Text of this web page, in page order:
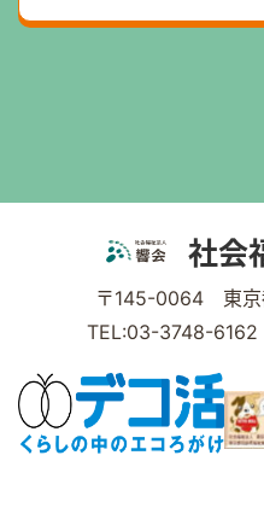
社会
〒145-0064 東京
TEL:03-3748-